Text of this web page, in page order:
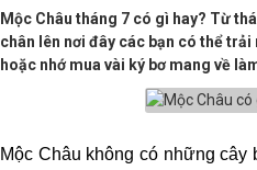
Mộc Châu tháng 7 có gì hay? Từ
chân lên nơi đây các bạn có thể
hoặc nhớ mua vài ký bơ mang về
Mộc Châu không có những